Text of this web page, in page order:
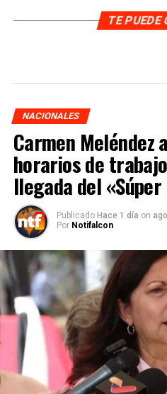
TE PUEDE
NACIONALES
Carmen Meléndez
horarios de
llegada del «Súper
Publicado Hace 1 día on
Por Notifalcon